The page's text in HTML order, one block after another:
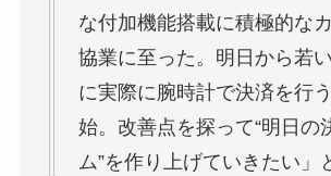
な付加機能搭載に積極的な
協業に至った。明日から若
に実際に腕時計で決済を行
始。改善点を探って“明日の
ム”を作り上げていきたい」